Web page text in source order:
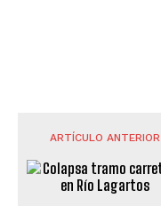
ARTÍCULO ANTERIOR